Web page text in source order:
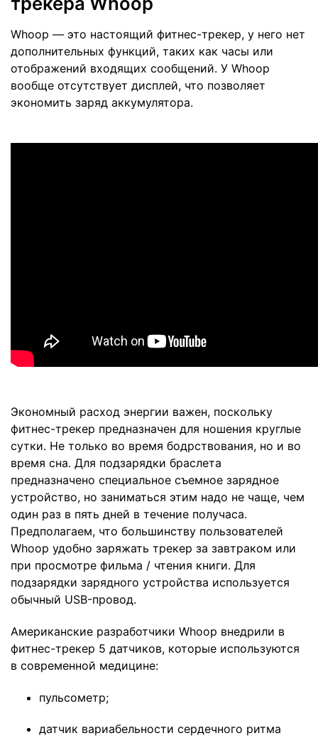
Whoop — это настоящий фитнес-трекер, у него нет
дополнительных функций, таких как часы или
отображений входящих сообщений. У Whoop
вообще отсутствует дисплей, что позволяет
экономить заряд аккумулятора.
Экономный расход энергии важен, поскольку
фитнес-трекер предназначен для ношения круглые
сутки. Не только во время бодрствования, но и во
время сна. Для подзарядки браслета
предназначено специальное съемное зарядное
устройство, но заниматься этим надо не чаще, чем
один раз в пять дней в течение получаса.
Предполагаем, что большинству пользователей
Whoop удобно заряжать трекер за завтраком или
при просмотре фильма / чтения книги. Для
подзарядки зарядного устройства используется
обычный USB-провод.
Американские разработчики Whoop внедрили в
фитнес-трекер 5 датчиков, которые используются
в современной медицине:
пульсометр;
датчик вариабельности сердечного ритма